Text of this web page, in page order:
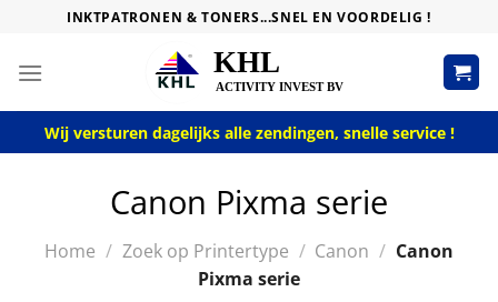
content
INKTPATRONEN & TONERS...SNEL EN VOORDELIG !
Wij versturen dagelijks alle zendingen, snelle service !
Canon Pixma serie
Home / Zoek op Printertype / Canon / Canon
Pixma serie